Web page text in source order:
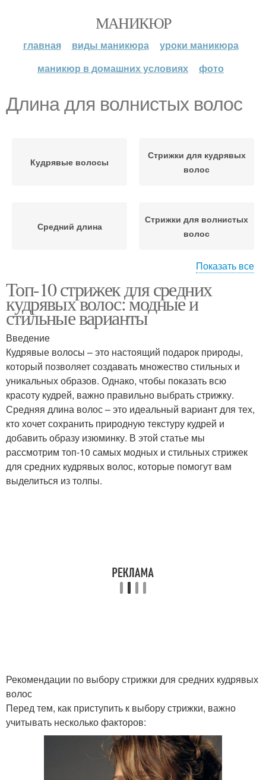
МАНИКЮР
главная виды маникюра
уроки маникюра
маникюр в домашних условиях
фото
Длина для волнистых волос
Кудрявые волосы
Стрижки для кудрявых
волос
Средний длина
Стрижки для волнистых
волос
Средняя длина Объемные волосы
Чёлки на кудрявые
волосы
Стрижки на кудрявые
волосы
Стрижки на средние
волосы
Каскад на средние
волосы
Боб-кар на средние
Показать все
Топ-10 стрижек для средних
кудрявых волос: модные и
стильные варианты
Введение
Кудрявые волосы – это настоящий подарок природы,
который позволяет создавать множество стильных и
уникальных образов. Однако, чтобы показать всю
красоту кудрей, важно правильно выбрать стрижку.
Средняя длина волос – это идеальный вариант для тех,
кто хочет сохранить природную текстуру кудрей и
добавить образу изюминку. В этой статье мы
рассмотрим топ-10 самых модных и стильных стрижек
для средних кудрявых волос, которые помогут вам
выделиться из толпы.
Рекомендации по выбору стрижки для средних кудрявых
волос
Перед тем, как приступить к выбору стрижки, важно
учитывать несколько факторов: